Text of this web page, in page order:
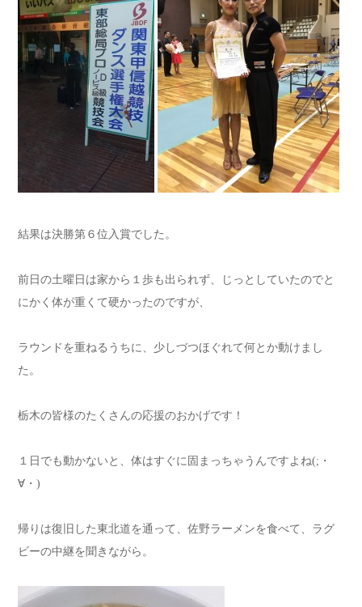
結果は決勝第６位入賞でした。
前日の土曜日は家から１歩も出られず、じっとしていたのでと
にかく体が重くて硬かったのですが、
ラウンドを重ねるうちに、少しづつほぐれて何とか動けまし
た。
栃木の皆様のたくさんの応援のおかげです！
１日でも動かないと、体はすぐに固まっちゃうんですよね(;・
∀・)
帰りは復旧した東北道を通って、佐野ラーメンを食べて、ラグ
ビーの中継を聞きながら。